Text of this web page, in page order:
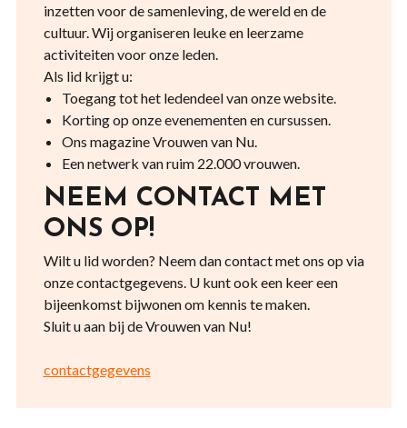
inzetten voor de samenleving, de wereld en de
cultuur. Wij organiseren leuke en leerzame
activiteiten voor onze leden.
Als lid krijgt u:
Toegang tot het ledendeel van onze website.
Korting op onze evenementen en cursussen.
Ons magazine Vrouwen van Nu.
Een netwerk van ruim 22.000 vrouwen.
NEEM CONTACT MET
ONS OP!
Wilt u lid worden? Neem dan contact met ons op via
onze contactgegevens. U kunt ook een keer een
bijeenkomst bijwonen om kennis te maken.
Sluit u aan bij de Vrouwen van Nu!
contactgegevens